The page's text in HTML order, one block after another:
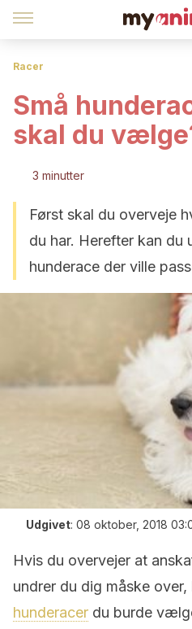
Racer
Små
skal du
3 minutter
Først skal du overveje
du har. Herefter kan du
hunderace der ville
Udgivet: 08 oktober, 2018
Hvis du overvejer at
undrer du dig måske
hunderacer du burde